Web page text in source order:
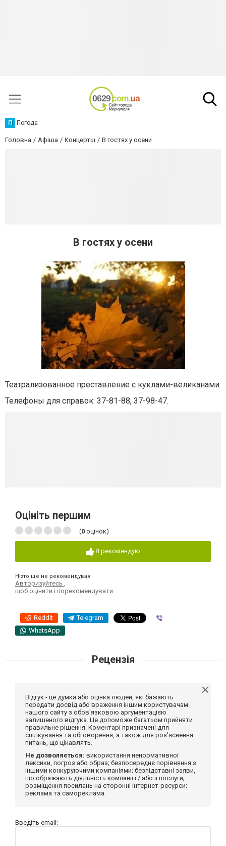
П Погода
Головна Афіша Концерты В гостях у осени
В гостях у осени
Театрализованное преставление с куклами-великанами.
Телефоны для справок: 37-81-88, 37-98-47.
Оцініть першим
(0 оцінок)
Я рекомендую
Ніхто ще не рекомендував
Авторизуйтесь
щоб оцінити і порекомендувати
Reddit Telegram
WhatsApp
Рецензія
Відгук - це думка або оцінка людей, які бажають
передати досвід або враження іншим користувачам
нашого сайту з обов'язковою аргументацією
залишеного відгука. Це допоможе багатьом прийняти
правильне рішення. Коментарі призначені для
спілкування та обговорення, а також для роз'яснення
питань, що цікавлять.
Не дозволяється: використання ненормативної
лексики, погроз або образ; безпосереднє порівняння з
іншими конкуруючими компаніями; безпідставні заяви,
що ображають діяльність компанії і / або її послуги;
розміщення посилань на сторонні інтернет-ресурси;
реклама та самореклама.
Введіть email: